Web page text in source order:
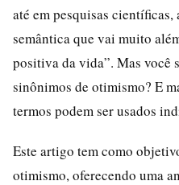
até em pesquisas
semântica que vai muito
positiva da vida”. Mas você
sinônimos de otimismo? E
termos podem ser usados
Este artigo tem como
otimismo, oferecendo uma